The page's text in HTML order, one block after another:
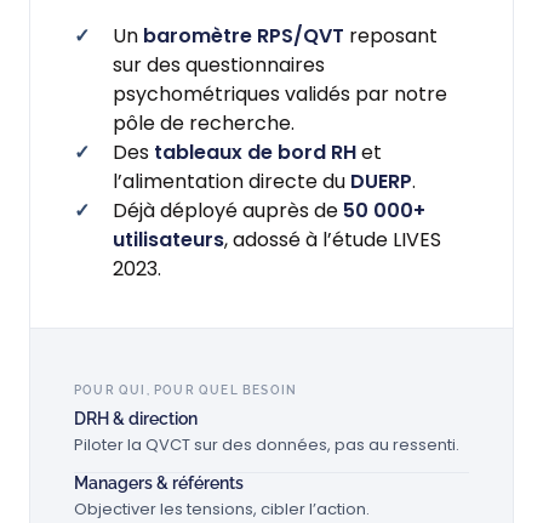
Un baromètre RPS/QVT reposant
sur des questionnaires
psychométriques validés par notre
pôle de recherche.
Des tableaux de bord RHet
l’alimentation directe du DUERP.
Déjà déployé auprès de 50 000+
utilisateurs, adossé à l’étude LIVES
2023.
POUR QUI, POUR QUEL BESOIN
DRH & direction
Piloter la QVCT sur des données, pas au ressenti.
Managers & référents
Objectiver les tensions, cibler l’action.